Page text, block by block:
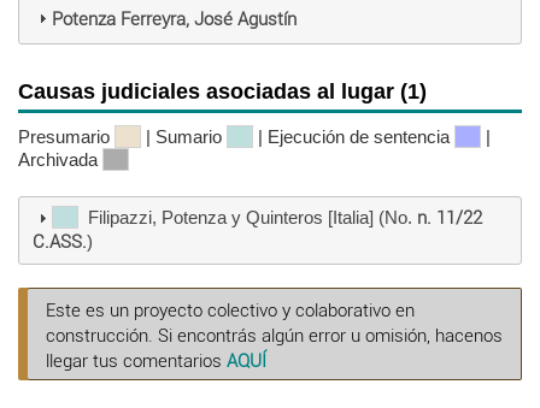
Potenza Ferreyra, José Agustín
Causas judiciales asociadas al lugar (1)
Presumario | Sumario | Ejecución de sentencia
|
Archivada
Filipazzi, Potenza y Quinteros [Italia] (No. n. 11/22
C.ASS.)
Este es un proyecto colectivo y colaborativo en
construcción. Si encontrás algún error u omisión, hacenos
llegar tus comentarios AQUÍ